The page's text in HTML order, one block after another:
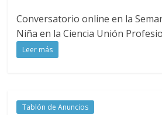
Conversatorio online en la
Niña en la Ciencia Unión
Leer más
Tablón de Anuncios